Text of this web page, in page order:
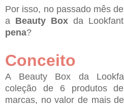
Por isso, no passado mês
a Beauty Boxda
pena?
Conceito
A Beauty Box da
coleção de 6 produtos
marcas, no valor de mais